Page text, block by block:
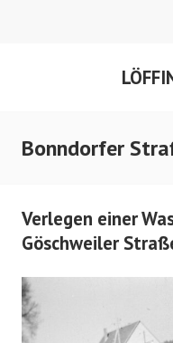
Bonndorfer
Verlegen einer
Göschweiler